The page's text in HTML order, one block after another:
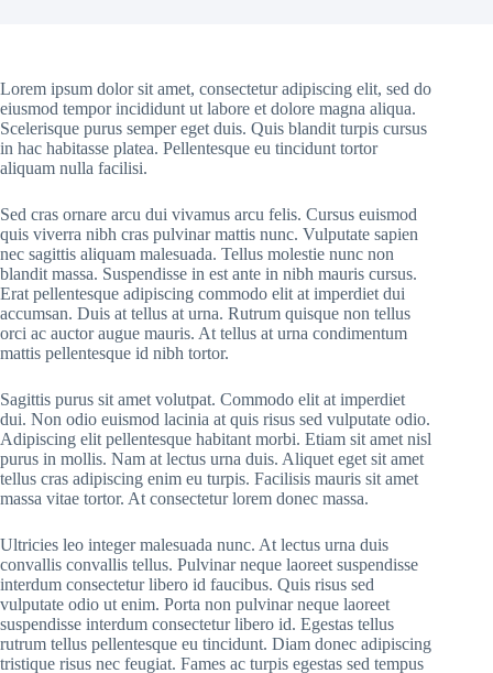
Lorem ipsum dolor sit amet, consectetur adipiscing elit, sed do
eiusmod tempor incididunt ut labore et dolore magna aliqua.
Scelerisque purus semper eget duis. Quis blandit turpis cursus
in hac habitasse platea. Pellentesque eu tincidunt tortor
aliquam nulla facilisi.
Sed cras ornare arcu dui vivamus arcu felis. Cursus euismod
quis viverra nibh cras pulvinar mattis nunc. Vulputate sapien
nec sagittis aliquam malesuada. Tellus molestie nunc non
blandit massa. Suspendisse in est ante in nibh mauris cursus.
Erat pellentesque adipiscing commodo elit at imperdiet dui
accumsan. Duis at tellus at urna. Rutrum quisque non tellus
orci ac auctor augue mauris. At tellus at urna condimentum
mattis pellentesque id nibh tortor.
Sagittis purus sit amet volutpat. Commodo elit at imperdiet
dui. Non odio euismod lacinia at quis risus sed vulputate odio.
Adipiscing elit pellentesque habitant morbi. Etiam sit amet nisl
purus in mollis. Nam at lectus urna duis. Aliquet eget sit amet
tellus cras adipiscing enim eu turpis. Facilisis mauris sit amet
massa vitae tortor. At consectetur lorem donec massa.
Ultricies leo integer malesuada nunc. At lectus urna duis
convallis convallis tellus. Pulvinar neque laoreet suspendisse
interdum consectetur libero id faucibus. Quis risus sed
vulputate odio ut enim. Porta non pulvinar neque laoreet
suspendisse interdum consectetur libero id. Egestas tellus
rutrum tellus pellentesque eu tincidunt. Diam donec adipiscing
tristique risus nec feugiat. Fames ac turpis egestas sed tempus